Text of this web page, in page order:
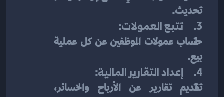
تحديث.
3. تتبع العمولات:
حساب عمولات الموظفين عن كل عملية
بيع.
4. إعداد التقارير المالية: